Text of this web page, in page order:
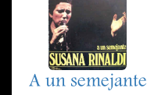
A un semejante